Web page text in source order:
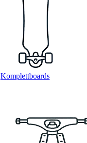
Komplettboards